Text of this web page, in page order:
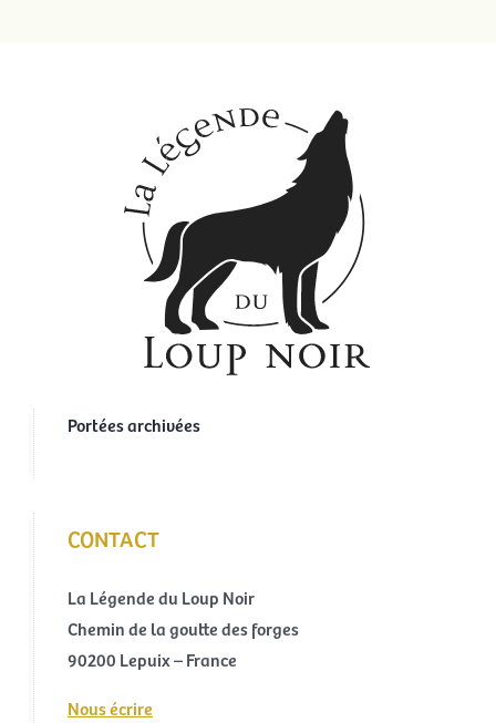
Portées archivées
CONTACT
La Légende du Loup Noir
Chemin de la goutte des forges
90200 Lepuix – France
Nous écrire